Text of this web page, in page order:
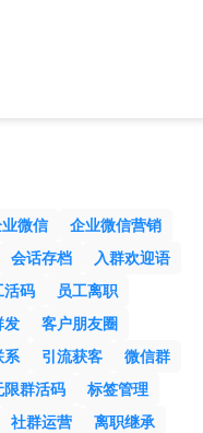
微信
企业微信营销
会话存档
入群欢迎语
活码
员工离职
发
客户朋友圈
系 引流获客
微信群
限群活码
标签管理
社群运营
离职继承